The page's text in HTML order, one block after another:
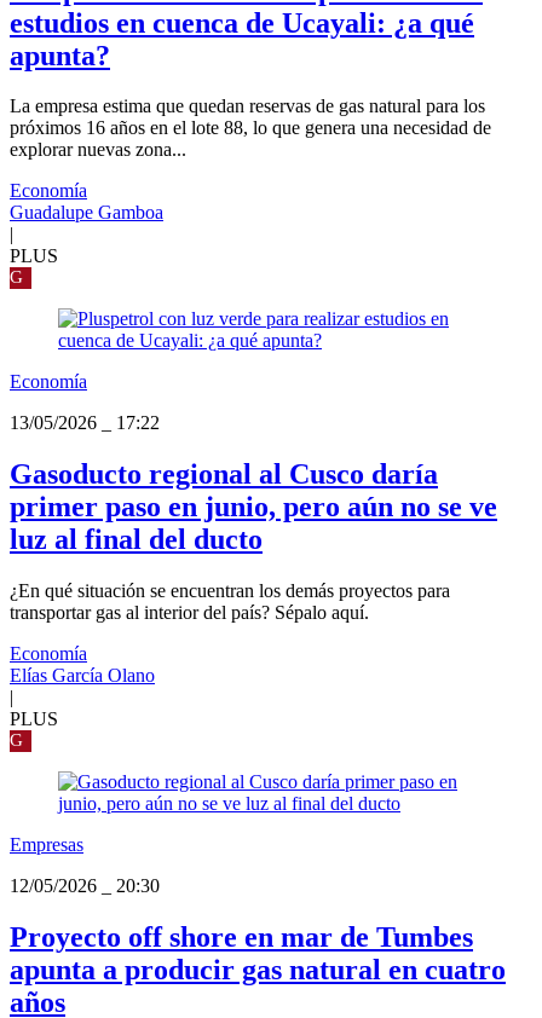
estudios en cuenca de Ucayali: ¿a qué
apunta?
La empresa estima que quedan reservas de gas natural para los
próximos 16 años en el lote 88, lo que genera una necesidad de
explorar nuevas zona...
Economía
Guadalupe Gamboa
PLUS
G
Economía
13/05/2026
17:22
Gasoducto regional al Cusco daría
primer paso en junio, pero aún no se ve
luz al final del ducto
¿En qué situación se encuentran los demás proyectos para
transportar gas al interior del país? Sépalo aquí.
Economía
Elías García Olano
|
PLUS
G
Empresas
12/05/2026
20:30
Proyecto off shore en mar de Tumbes
apunta a producir gas natural en cuatro
años